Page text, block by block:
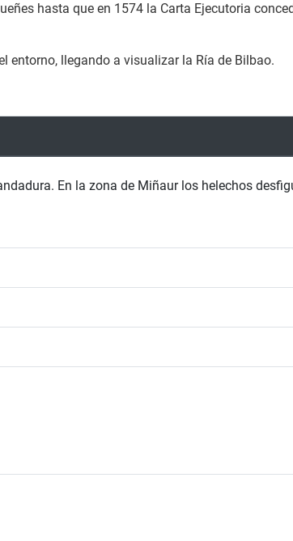
hasta que en 1574 la Carta Ejecutoria
entorno, llegando a visualizar la Ría de Bilbao.
En la zona de Miñaur los helechos